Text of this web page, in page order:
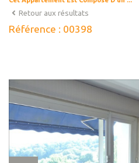
Retour aux résultats
Référence : 00398